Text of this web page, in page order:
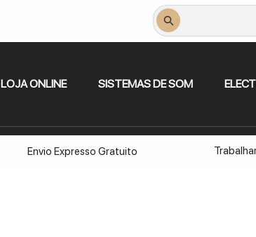
LOJA ONLINE SISTEMAS DE SOM
Envio Expresso Gratuito